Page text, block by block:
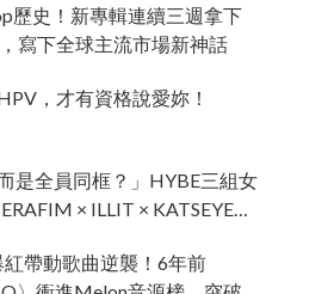
歷史！新專輯連續三週拿下
寫下全球主流市場新神話
，才有資格說愛妳！
是全員同框？」HYBE三組女
× ILLIT × KATSEYE合
帶動歌曲逆襲！6年前